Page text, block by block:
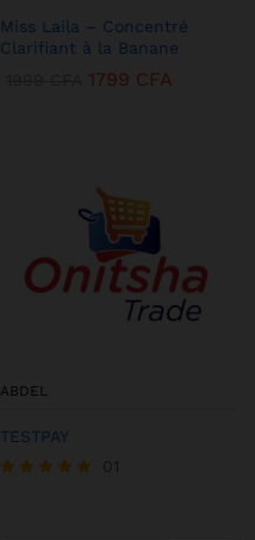
Miss Laila – Concentré
Clarifiant à la Banane
1799 CFA
ABDEL
TESTPAY